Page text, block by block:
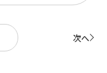
次へ